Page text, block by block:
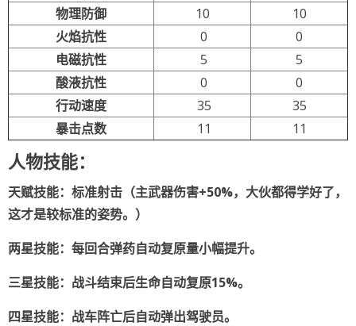
物理防御
10
10
火焰抗性
0
0
电磁抗性
5
5
酸液抗性
0
0
行动速度
35
35
暴击点数
11 11
人物技能：
天赋技能：标准射击（主武器伤害+50%，大伙都得学好了，
这才是较标准的姿势。）
两星技能：每回合弹药自动复原量小幅提升。
三星技能：战斗结束后生命自动复原15%。
四星技能：战车阵亡后自动弹出驾驶员。